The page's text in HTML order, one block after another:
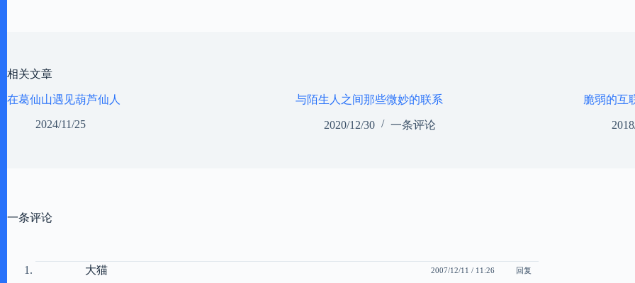
相关文章
在葛仙山遇见葫芦仙人
2024/11/25
与陌生人之间那些微妙的联系
2020/12/30 一条评论
脆弱的互
一条评论
大猫 2007/12/11 / 11:26 回复